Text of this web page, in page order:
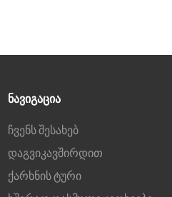
ᲜᲐᲕᲘᲒᲐᲪᲘᲐ
ჩვენს შესახებ
დაგვიკავშირდით
ქარხნის ტური